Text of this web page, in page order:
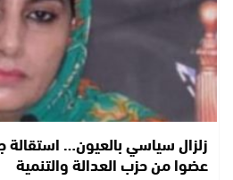
عضوا من حزب العدالة والتنمية